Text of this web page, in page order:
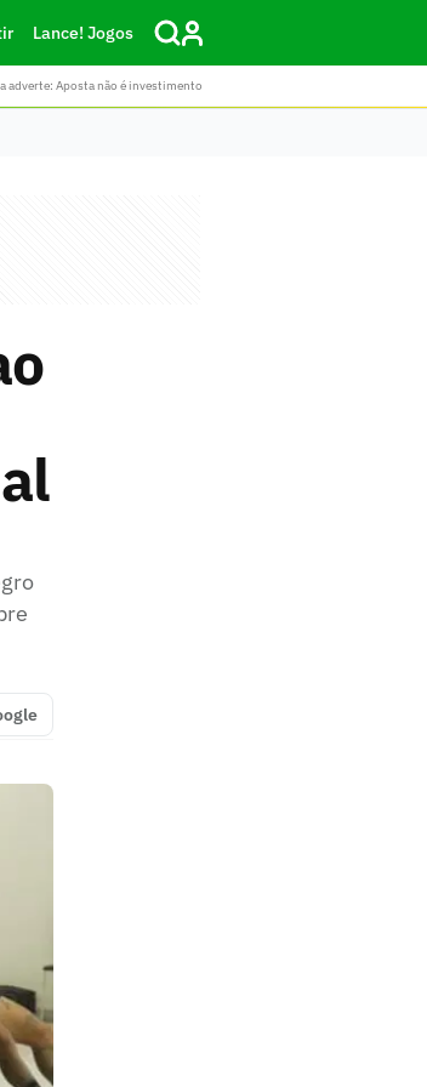
Lance! Jogos
adverte: Aposta não é investimento